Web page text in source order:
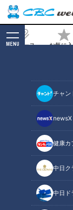
ニュース お気に
MENU
チャン
newsX
健康カ
中日ク
中日ド
判決差し戻
2026/06/09 06:01
北野誠の
既婚女性から「離